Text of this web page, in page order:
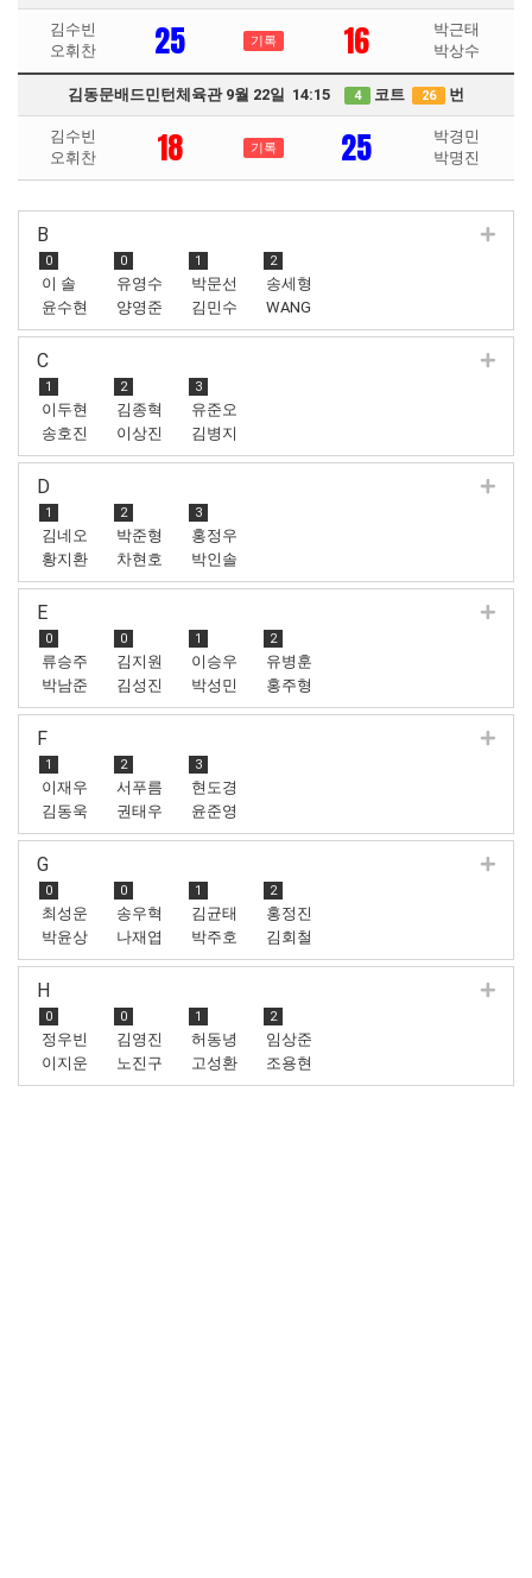
김수빈
오휘찬
25 기록 16
박근태
박상수
김동문배드민턴체육관 9월 22일 14:15 4 코트 26 번
김수빈
오휘찬
18 기록 25
박경민
박명진
B
0
이 솔
윤수현
0
유영수
양영준
1
박문선
김민수
2
송세형
WANG
TIANYANG
C
1
이두현
송호진
2
김종혁
이상진
3
유준오
김병지
D
1
김네오
황지환
2
박준형
차현호
3
홍정우
박인솔
E
0
류승주
박남준
0
김지원
김성진
1
이승우
박성민
2
유병훈
홍주형
F
1
이재우
김동욱
2
서푸름
권태우
3
현도경
윤준영
G
0
최성운
박윤상
0
송우혁
나재엽
1
김균태
박주호
2
홍정진
김회철
H
0
정우빈
이지운
0
김영진
노진구
1
허동녕
고성환
2
임상준
조용현